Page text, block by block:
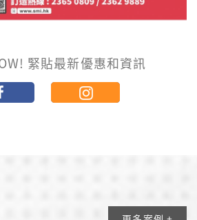
緊貼最新優惠和資訊